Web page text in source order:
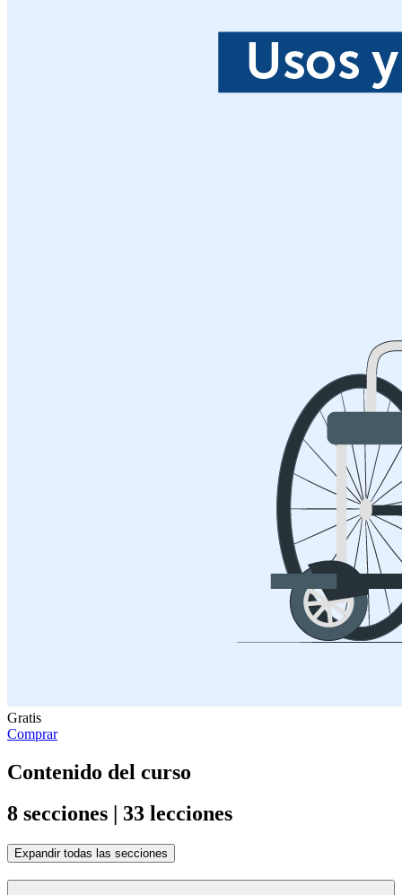
Gratis
Comprar
Contenido del curso
8 secciones | 33 lecciones
Expandir todas las secciones